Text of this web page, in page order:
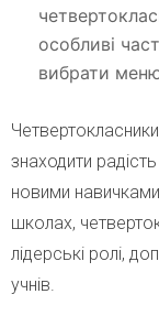
особливі
вибрати
знаходити
новими
школах,
лідерські ролі,
учнів.